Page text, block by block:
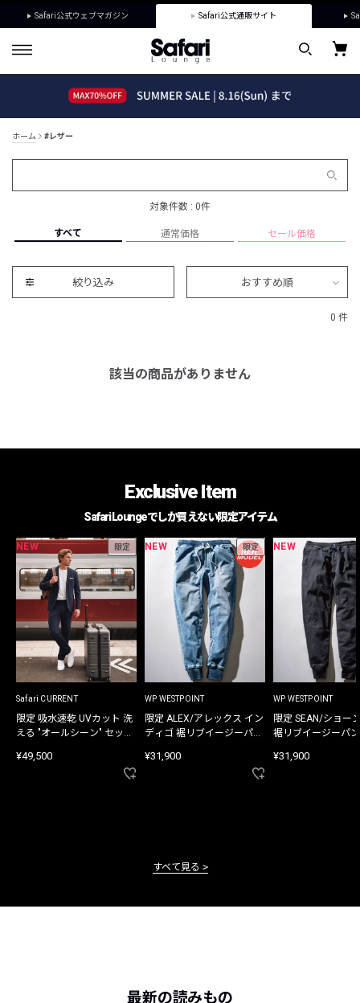
Safari公式ウェブマガジン Safari公式通販サイト
ホーム #レザー
対象件数 : 0件
すべて 通常価格 セール価格
絞り込み おすすめ順
0 件
該当の商品がありません
Exclusive Item
Safari Loungeでしか買えない限定アイテム
NEW 限定
Safari CURRENT
限定 吸水速乾 UVカット 洗
える "オールシーン" セット
¥49,500
NEW 限定
WP WESTPOINT
限定 ALEX/アレックス イン
ディゴ 裾リブイージーパン
¥31,900
NEW
WP WESTPOINT
限定 SEAN/ショー
裾リブイージーパ
¥31,900
すべて見る
最新の読みもの